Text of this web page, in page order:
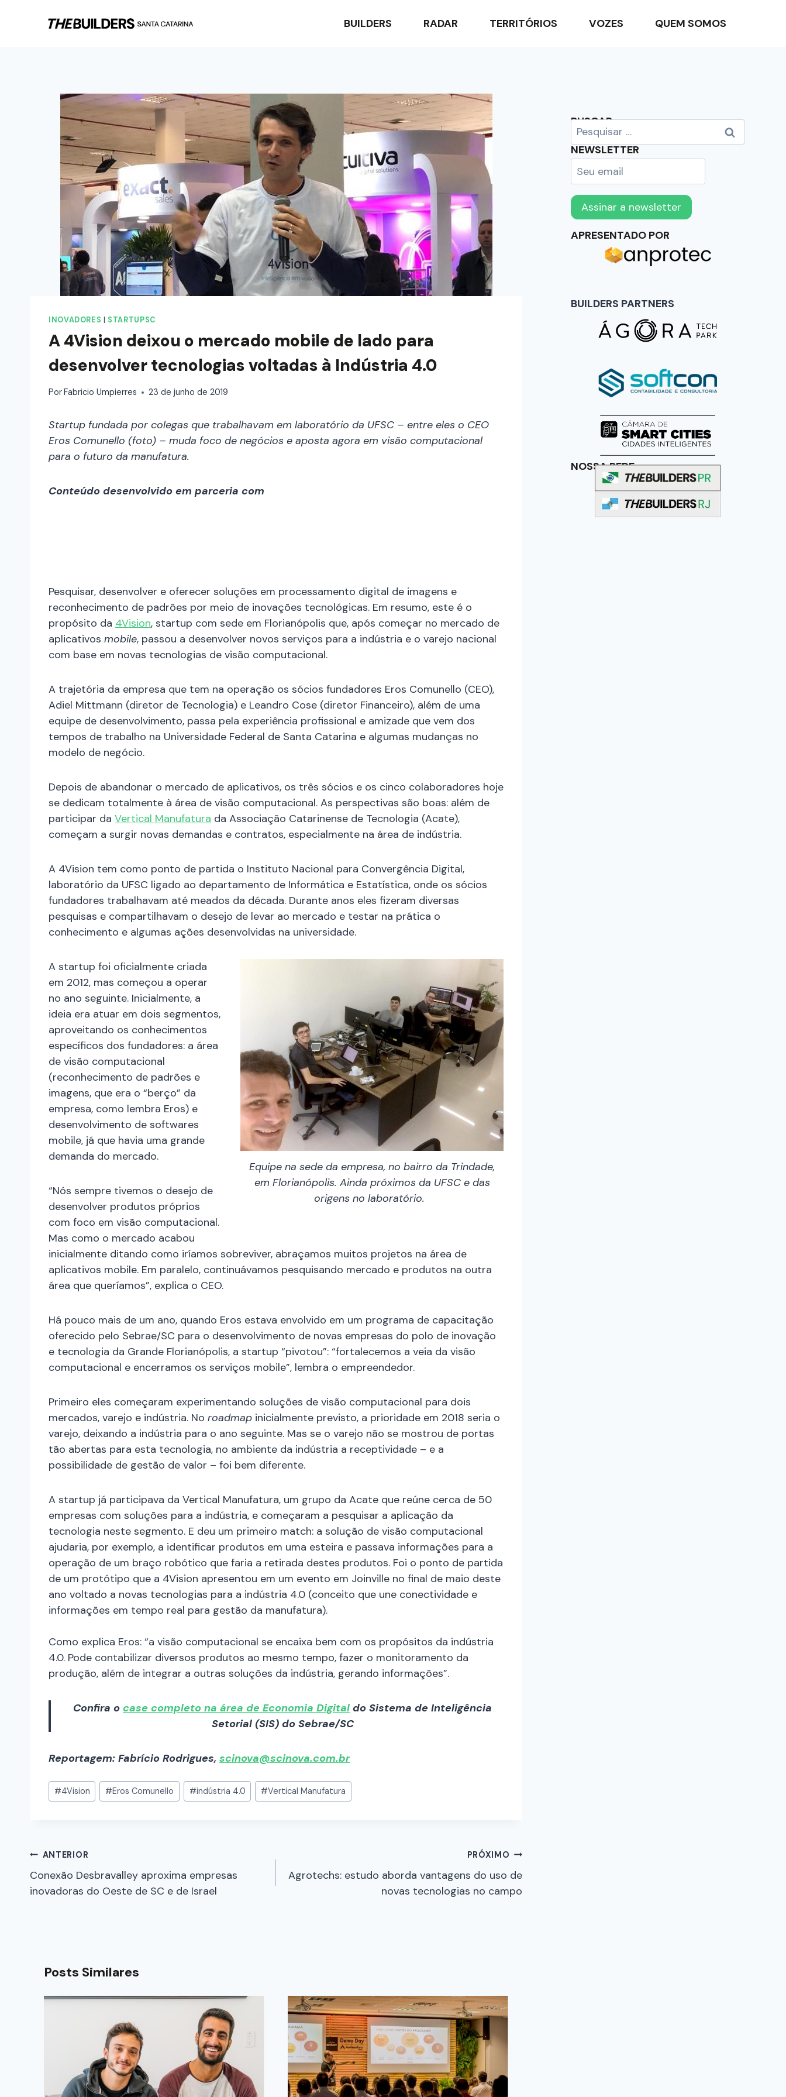
BUILDERS RADAR TERRITÓRIOS VOZES QUEM SOMOS
INOVADORES STARTUPSC
A 4Vision deixou o mercado mobile de lado para
desenvolver tecnologias voltadas à Indústria 4.0
PorFabricio Umpierres 23 de junho de 2019
Startup fundada por colegas que trabalhavam em laboratório da UFSC – entre eles o CEO
Eros Comunello (foto) – muda foco de negócios e aposta agora em visão computacional
para o futuro da manufatura.
Conteúdo desenvolvido em parceria com
Pesquisar, desenvolver e oferecer soluções em processamento digital de imagens e
reconhecimento de padrões por meio de inovações tecnológicas. Em resumo, este é o
propósito da 4Vision, startup com sede em Florianópolis que, após começar no mercado de
aplicativos mobile, passou a desenvolver novos serviços para a indústria e o varejo nacional
com base em novas tecnologias de visão computacional.
A trajetória da empresa que tem na operação os sócios fundadores Eros Comunello (CEO),
Adiel Mittmann (diretor de Tecnologia) e Leandro Cose (diretor Financeiro), além de uma
equipe de desenvolvimento, passa pela experiência profissional e amizade que vem dos
tempos de trabalho na Universidade Federal de Santa Catarina e algumas mudanças no
modelo de negócio.
Depois de abandonar o mercado de aplicativos, os três sócios e os cinco colaboradores hoje
se dedicam totalmente à área de visão computacional. As perspectivas são boas: além de
participar da Vertical Manufatura da Associação Catarinense de Tecnologia (Acate),
começam a surgir novas demandas e contratos, especialmente na área de indústria.
A 4Vision tem como ponto de partida o Instituto Nacional para Convergência Digital,
laboratório da UFSC ligado ao departamento de Informática e Estatística, onde os sócios
fundadores trabalhavam até meados da década. Durante anos eles fizeram diversas
pesquisas e compartilhavam o desejo de levar ao mercado e testar na prática o
conhecimento e algumas ações desenvolvidas na universidade.
Equipe na sede da empresa, no bairro da Trindade,
em Florianópolis. Ainda próximos da UFSC e das
origens no laboratório.
A startup foi oficialmente criada
em 2012, mas começou a operar
no ano seguinte. Inicialmente, a
ideia era atuar em dois segmentos,
aproveitando os conhecimentos
específicos dos fundadores: a área
de visão computacional
(reconhecimento de padrões e
imagens, que era o “berço” da
empresa, como lembra Eros) e
desenvolvimento de softwares
mobile, já que havia uma grande
demanda do mercado.
“Nós sempre tivemos o desejo de
desenvolver produtos próprios
com foco em visão computacional.
Mas como o mercado acabou
inicialmente ditando como iríamos sobreviver, abraçamos muitos projetos na área de
aplicativos mobile. Em paralelo, continuávamos pesquisando mercado e produtos na outra
área que queríamos”, explica o CEO.
Há pouco mais de um ano, quando Eros estava envolvido em um programa de capacitação
oferecido pelo Sebrae/SC para o desenvolvimento de novas empresas do polo de inovação
e tecnologia da Grande Florianópolis, a startup “pivotou”: “fortalecemos a veia da visão
computacional e encerramos os serviços mobile”, lembra o empreendedor.
Primeiro eles começaram experimentando soluções de visão computacional para dois
mercados, varejo e indústria. No roadmap inicialmente previsto, a prioridade em 2018 seria o
varejo, deixando a indústria para o ano seguinte. Mas se o varejo não se mostrou de portas
tão abertas para esta tecnologia, no ambiente da indústria a receptividade – e a
possibilidade de gestão de valor – foi bem diferente.
A startup já participava da Vertical Manufatura, um grupo da Acate que reúne cerca de 50
empresas com soluções para a indústria, e começaram a pesquisar a aplicação da
tecnologia neste segmento. E deu um primeiro match: a solução de visão computacional
ajudaria, por exemplo, a identificar produtos em uma esteira e passava informações para a
operação de um braço robótico que faria a retirada destes produtos. Foi o ponto de partida
de um protótipo que a 4Vision apresentou em um evento em Joinville no final de maio deste
ano voltado a novas tecnologias para a indústria 4.0 (conceito que une conectividade e
informações em tempo real para gestão da manufatura).
Como explica Eros: “a visão computacional se encaixa bem com os propósitos da indústria
4.0. Pode contabilizar diversos produtos ao mesmo tempo, fazer o monitoramento da
produção, além de integrar a outras soluções da indústria, gerando informações”.
Confira ocase completo na área de Economia Digital do Sistema de Inteligência
Setorial (SIS) do Sebrae/SC
Reportagem: Fabrício Rodrigues, scinova@scinova.com.br
#4Vision #Eros Comunello #indústria 4.0 #Vertical Manufatura
ANTERIOR
Conexão Desbravalley aproxima empresas
inovadoras do Oeste de SC e de Israel
PRÓXIMO
Agrotechs: estudo aborda vantagens do uso de
novas tecnologias no campo
Posts Similares
BUSCAR
NEWSLETTER
APRESENTADO POR
BUILDERS PARTNERS
NOSSA REDE